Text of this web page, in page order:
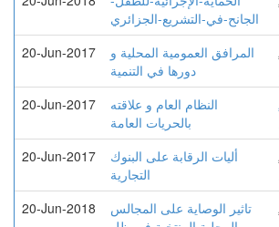
الجانح-في-التشريع-الجزائري
20-Jun-2017
المرافق العمومية المحلية و
دورها في التنمية
20-Jun-2017
النظام العام و علاقته
بالحريات العامة
20-Jun-2017
أليات الرقابة على البنوك
التجارية
20-Jun-2018
تاثير الوصاية على المجالس